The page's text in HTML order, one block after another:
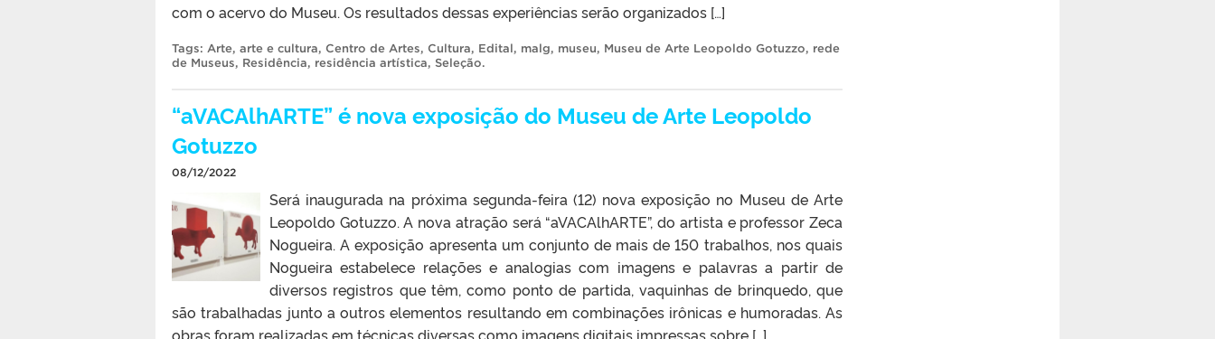
com o acervo do Museu. Os resultados dessas experiências serão organizados […]
Tags: Arte, arte e cultura, Centro de Artes, Cultura, Edital, malg, museu, Museu de Arte Leopoldo Gotuzzo, rede
de Museus, Residência, residência artística, Seleção.
“aVACAlhARTE” é nova exposição do Museu de Arte Leopoldo
Gotuzzo
08/12/2022
Será inaugurada na próxima segunda-feira (12) nova exposição no Museu de Arte
Leopoldo Gotuzzo. A nova atração será “aVACAlhARTE”, do artista e professor Zeca
Nogueira. A exposição apresenta um conjunto de mais de 150 trabalhos, nos quais
Nogueira estabelece relações e analogias com imagens e palavras a partir de
diversos registros que têm, como ponto de partida, vaquinhas de brinquedo, que
são trabalhadas junto a outros elementos resultando em combinações irônicas e humoradas. As
obras foram realizadas em técnicas diversas como imagens digitais impressas sobre […]